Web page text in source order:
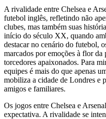
A rivalidade entre Chelsea e
futebol inglês, refletindo não
clubes, mas também suas
início do século XX, quando
destacar no cenário do futebol,
marcados por emoções à flor da
torcedores apaixonados. Para
equipes é mais do que apenas
mobiliza a cidade de Londres e
amigos e familiares.
Os jogos entre Chelsea e
expectativa. A rivalidade se